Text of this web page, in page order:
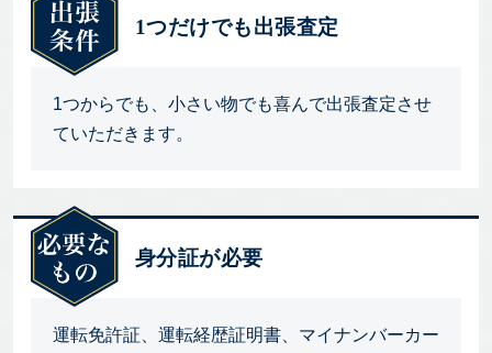
1つだけでも出張査定
1つからでも、小さい物でも喜んで出張査定させ
ていただきます。
身分証が必要
運転免許証、運転経歴証明書、マイナンバーカー